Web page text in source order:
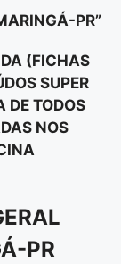
PR”
(FICHAS
SUPER
DE TODOS
NOS
PR